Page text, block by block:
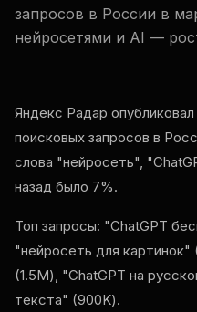
запросов в России в
нейросетями и AI —
Яндекс Радар
поисковых запросов в
слова "нейросеть",
назад было 7%.
Топ запросы: "ChatGPT
"нейросеть для картинок"
(1.5M), "ChatGPT на
текста" (900K).